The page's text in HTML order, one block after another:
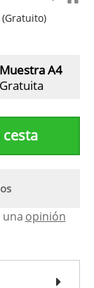
Muestra A4
Gratuita
opinión